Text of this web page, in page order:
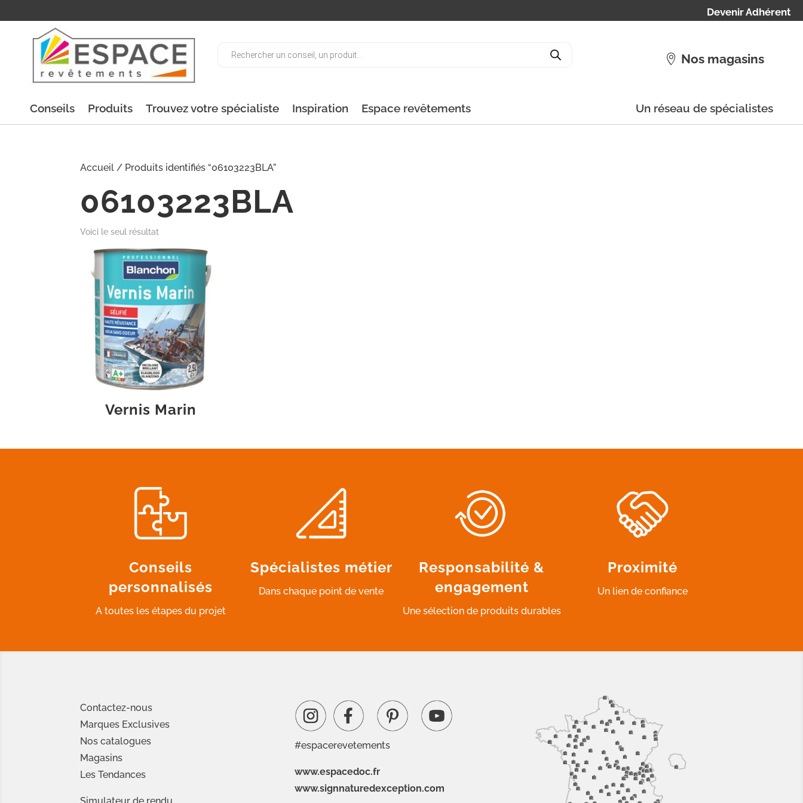
Devenir Adhérent
Nos magasins
Conseils Produits Trouvez votre spécialiste Inspiration Espace revêtements Un réseau de spécialistes
Accueil / Produits identifiés “06103223BLA”
06103223BLA
Voici le seul résultat
Vernis Marin
Conseils
personnalisés
A toutes les étapes du projet
Spécialistes métier
Dans chaque point de vente
Responsabilité &
engagement
Une sélection de produits durables
Proximité
Un lien de confiance
Contactez-nous
Marques Exclusives
Nos catalogues
Magasins
Les Tendances
#espacerevetements
www.espacedoc.fr
www.signnaturedexception.com